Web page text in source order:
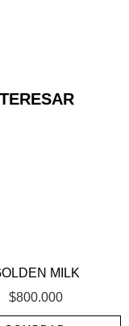
MILK
$800.000